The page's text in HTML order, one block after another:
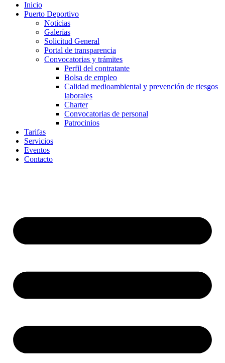
Inicio
Puerto Deportivo
Noticias
Galerías
Solicitud General
Portal de transparencia
Convocatorias y trámites
Perfil del contratante
Bolsa de empleo
Calidad medioambiental y prevención de riesgos
laborales
Charter
Convocatorias de personal
Patrocinios
Tarifas
Servicios
Eventos
Contacto